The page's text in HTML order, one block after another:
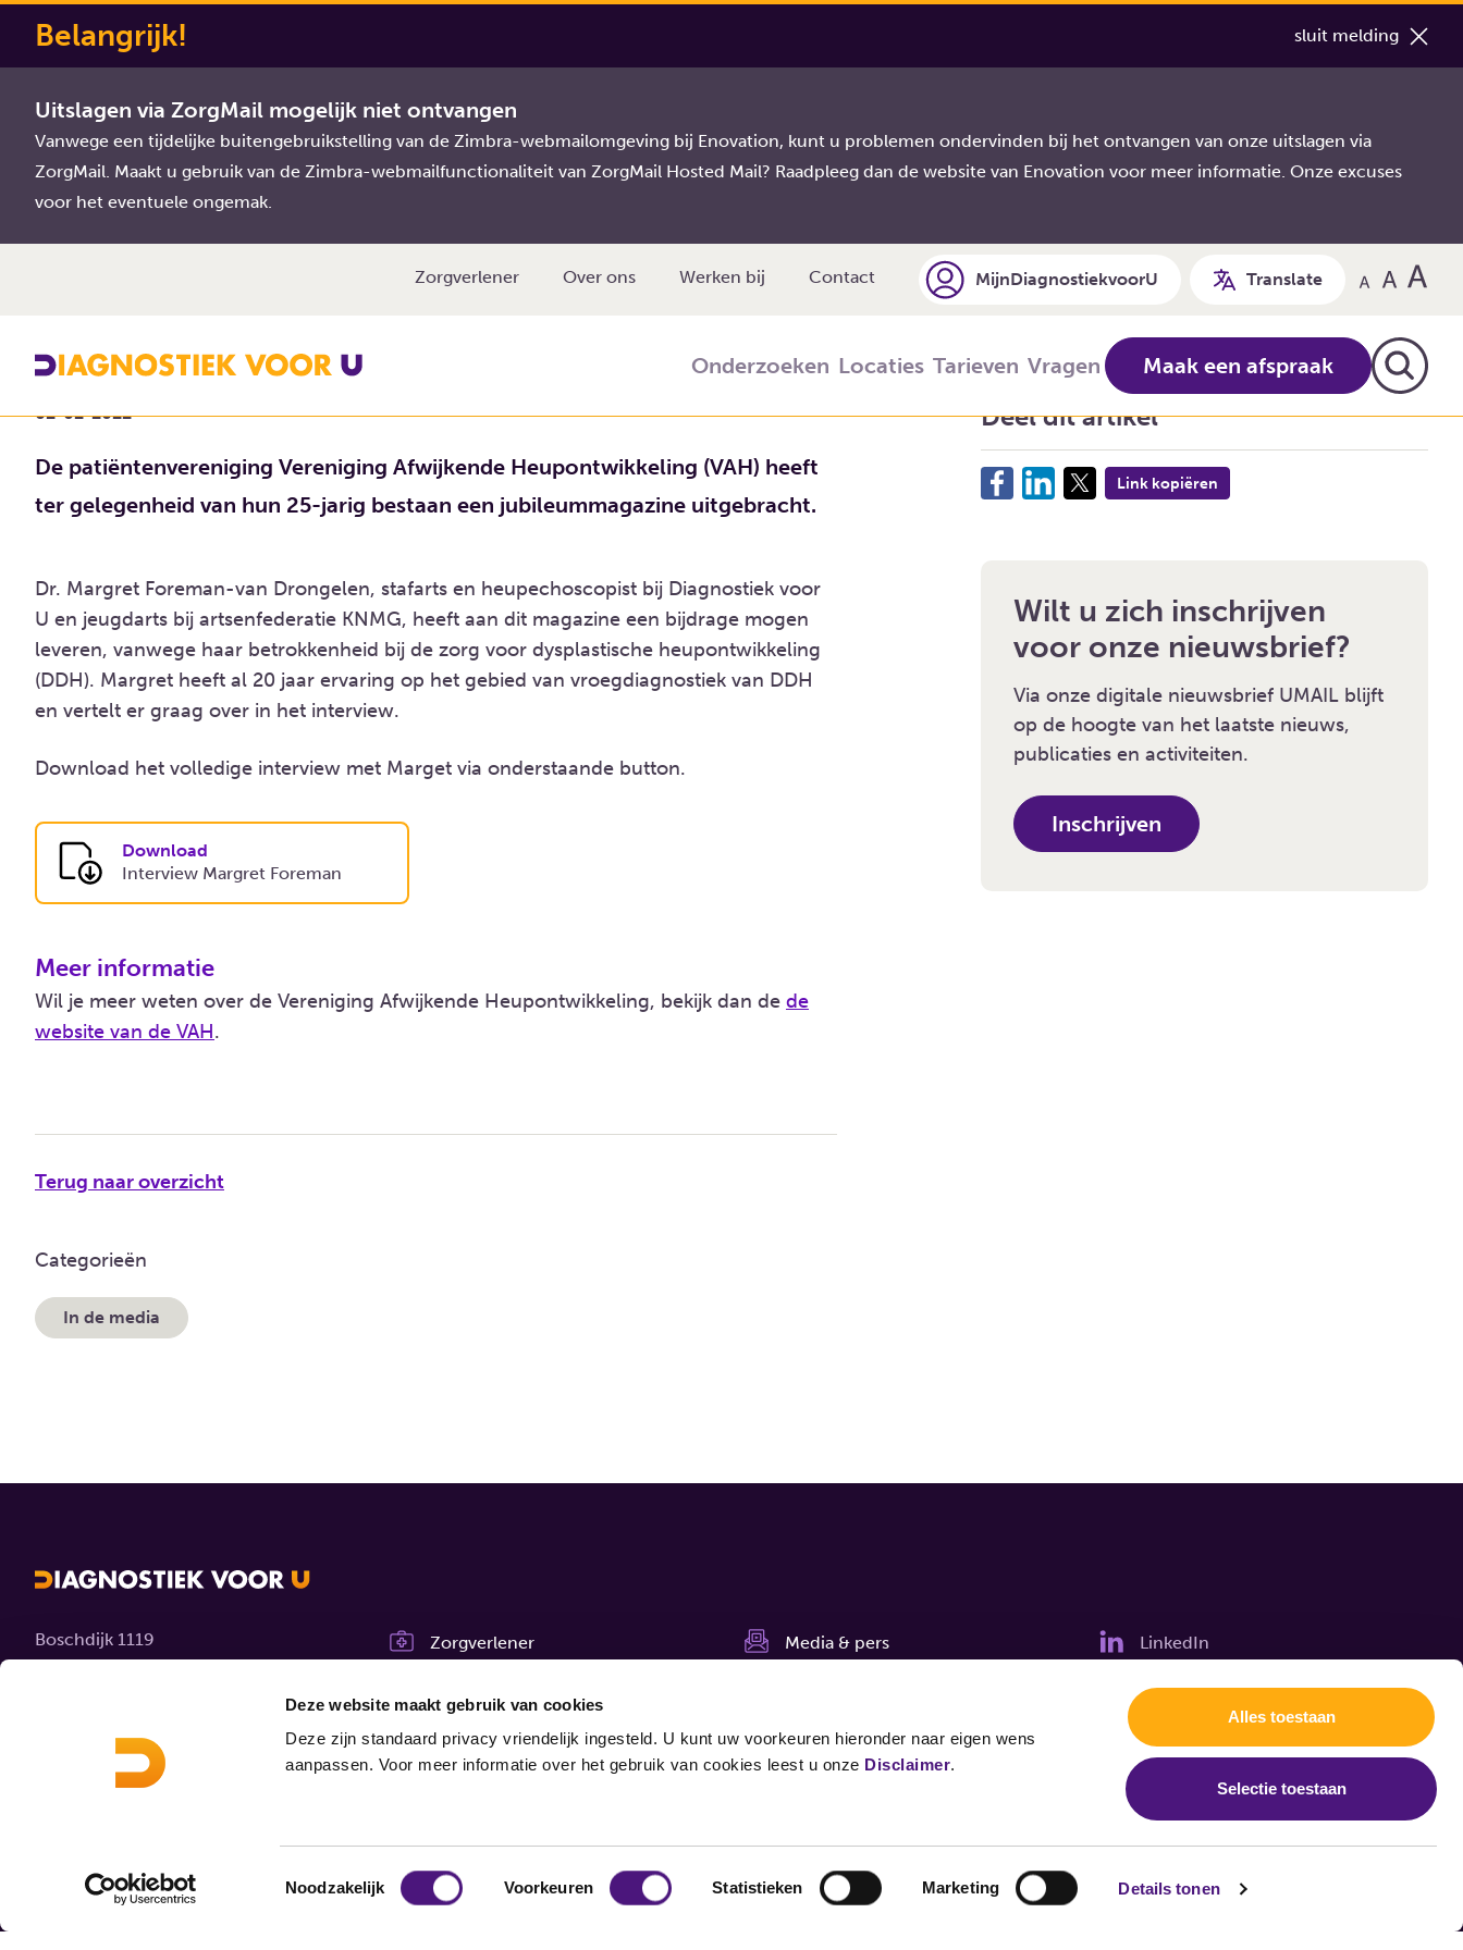
Deze website maakt gebruik van cookies
Deze zijn standaard privacy vriendelijk ingesteld. U kunt uw voorkeuren hieronder naar eigen wens
aanpassen. Voor meer informatie over het gebruik van cookies leest u onze Disclaimer.
Toestemmingsselectie
Noodzakelijk Voorkeuren Statistieken Marketing Details tonen
Alles toestaan
Selectie toestaan
Belangrijk! sluit melding
Uitslagen via ZorgMail mogelijk niet ontvangen
Vanwege een tijdelijke buitengebruikstelling van de Zimbra-webmailomgeving bij Enovation, kunt u problemen ondervinden bij het ontvangen van onze uitslagen via
ZorgMail. Maakt u gebruik van de Zimbra-webmailfunctionaliteit van ZorgMail Hosted Mail? Raadpleeg dan de website van Enovation voor meer informatie. Onze excuses
voor het eventuele ongemak.
Zorgverlener Over ons Werken bij Contact MijnDiagnostiekvoorU Translate
Onderzoeken Locaties Tarieven Vragen Maak een afspraak
Diagnostiek Voor U
Interview dr. Margret Foreman in
jubileummagazine VAH
02-02-2022
De patiëntenvereniging Vereniging Afwijkende Heupontwikkeling (VAH) heeft
ter gelegenheid van hun 25-jarig bestaan een jubileummagazine uitgebracht.
Dr. Margret Foreman-van Drongelen, stafarts en heupechoscopist bij Diagnostiek voor
U en jeugdarts bij artsenfederatie KNMG, heeft aan dit magazine een bijdrage mogen
leveren, vanwege haar betrokkenheid bij de zorg voor dysplastische heupontwikkeling
(DDH). Margret heeft al 20 jaar ervaring op het gebied van vroegdiagnostiek van DDH
en vertelt er graag over in het interview.
Download het volledige interview met Marget via onderstaande button.
Download
Interview Margret Foreman
Meer informatie
Wil je meer weten over de Vereniging Afwijkende Heupontwikkeling, bekijk dan de de
website van de VAH.
Terug naar overzicht
Categorieën
In de media
Deel dit artikel
Link kopiëren
Wilt u zich inschrijven
voor onze nieuwsbrief?
Via onze digitale nieuwsbrief UMAIL blijft
op de hoogte van het laatste nieuws,
publicaties en activiteiten.
Inschrijven
Boschdijk 1119
Zorgverlener
Over ons
Media & pers
Nieuwsbrief
LinkedIn
© 2026 Diagnostiek voor U Disclaimer Privacy Cookies wijzigen